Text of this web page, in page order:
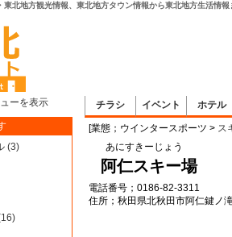
東北地方観光情報、東北地方タウン情報から東北地方生活情報
ーを表示
(3)
チラシ イベント ホテル
[業態；ウインタースポーツ > ス
あにすきーじょう
阿仁スキー場
電話番号；0186-82-3311
住所；秋田県北秋田市阿仁鍵